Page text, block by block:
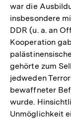
war die
insbesondere
DDR (u. a. an
Kooperation
gehörte zum
jedweden
bewaffneter
wurde.
Unmöglichkeit